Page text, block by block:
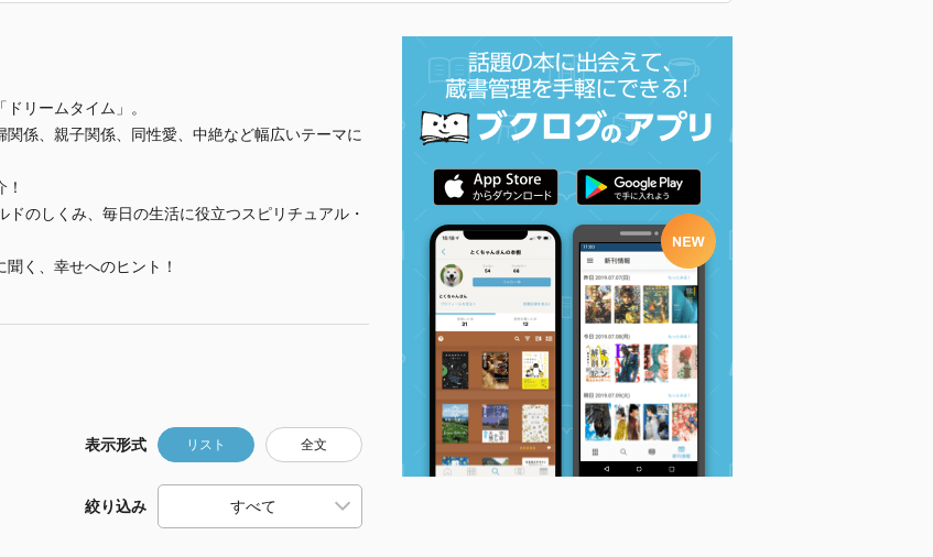
リームタイム」。
係、親子関係、同性愛、中絶など幅広いテーマに
のしくみ、毎日の生活に役立つスピリチュアル・
く、幸せへのヒント！
表示形式 リスト 全文
絞り込み